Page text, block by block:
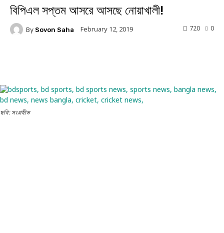
বিপিএল সপ্তম আসরে আসছে নোয়াখালী!
By Sovon Saha February 12, 2019 0
720
ছবি: সংগ্রহীত